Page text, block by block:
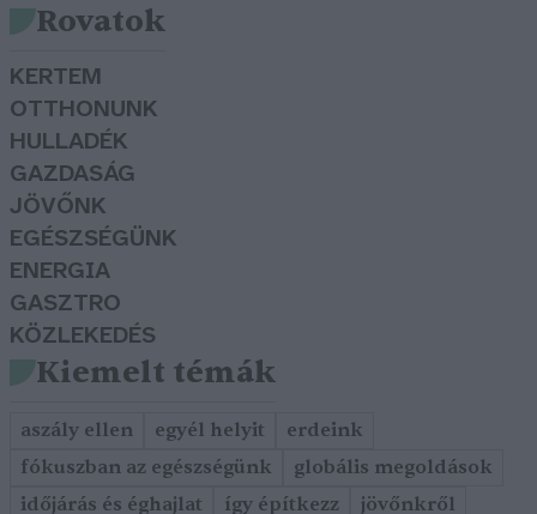
Rovatok
KERTEM
OTTHONUNK
HULLADÉK
GAZDASÁG
JÖVŐNK
EGÉSZSÉGÜNK
ENERGIA
GASZTRO
KÖZLEKEDÉS
Kiemelt témák
aszály ellen egyél helyit
erdeink
fókuszban az egészségünk
globális megoldások
időjárás és éghajlat
így építkezz jövőnkről